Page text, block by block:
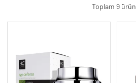
Toplam 9 ürün